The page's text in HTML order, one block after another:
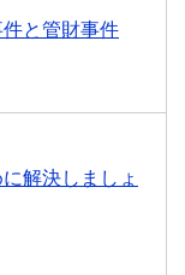
と管財事件
解決しましょ